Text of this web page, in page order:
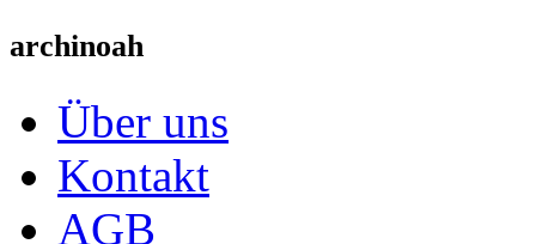
archinoah
Über uns
Kontakt
AGB